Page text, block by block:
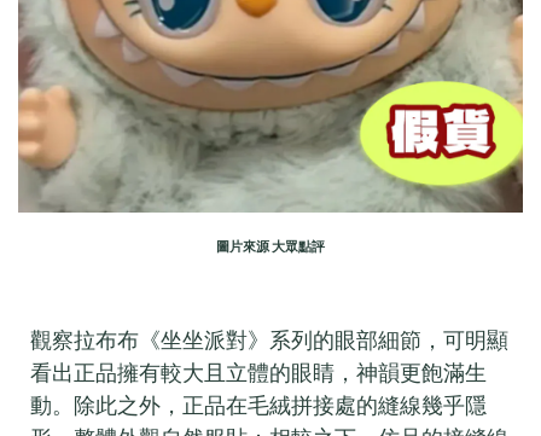
圖片來源 大眾點評
觀察拉布布《坐坐派對》系列的眼部細節，可明顯
看出正品擁有較大且立體的眼睛，神韻更飽滿生
動。除此之外，正品在毛絨拼接處的縫線幾乎隱